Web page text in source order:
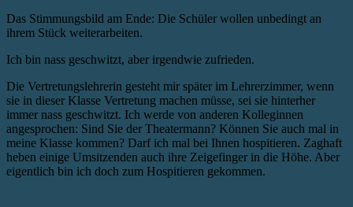
Das Stimmungsbild am Ende: Die Schüler wollen unbedingt an
ihrem Stück weiterarbeiten.
Ich bin nass geschwitzt, aber irgendwie zufrieden.
Die Vertretungslehrerin gesteht mir später im Lehrerzimmer, wenn
sie in dieser Klasse Vertretung machen müsse, sei sie hinterher
immer nass geschwitzt. Ich werde von anderen Kolleginnen
angesprochen: Sind Sie der Theatermann? Können Sie auch mal in
meine Klasse kommen? Darf ich mal bei Ihnen hospitieren. Zaghaft
heben einige Umsitzenden auch ihre Zeigefinger in die Höhe. Aber
eigentlich bin ich doch zum Hospitieren gekommen.